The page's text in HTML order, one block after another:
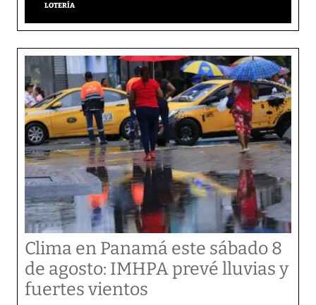
LOTERÍA
Clima en Panamá este sábado 8
de agosto: IMHPA prevé lluvias y
fuertes vientos